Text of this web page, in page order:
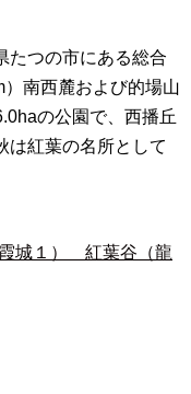
たつの市にある総合
南西麓および的場山
の公園で、西播丘
は紅葉の名所として
城１） 紅葉谷（龍